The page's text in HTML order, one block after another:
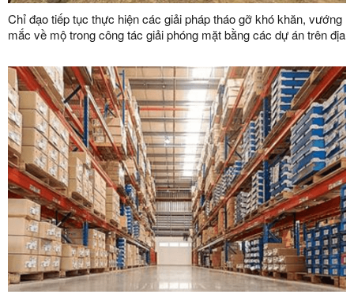
Chỉ đạo tiếp tục thực hiện các giải pháp tháo gỡ khó khăn, vướng
mắc về mộ trong công tác giải phóng mặt bằng các dự án trên địa